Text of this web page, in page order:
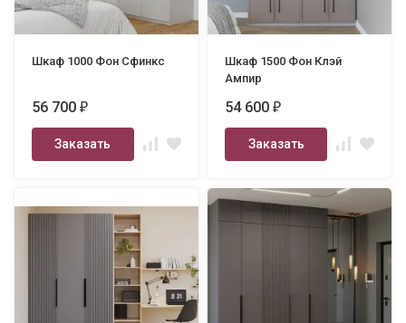
Шкаф 1000 Фон Сфинкс
56 700₽
Заказать
Шкаф 1500 Фон Клэй
Ампир
54 600₽
Заказать